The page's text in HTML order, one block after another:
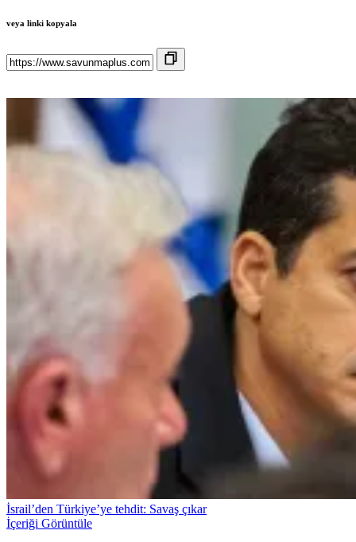
veya linki kopyala
İsrail’den Türkiye’ye tehdit: Savaş çıkar
İçeriği Görüntüle